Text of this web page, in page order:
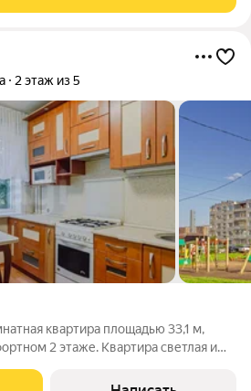
2 этаж из 5
квартира площадью 33,1 м,
2 этаже. Квартира светлая и
Окна выходят на солнечную